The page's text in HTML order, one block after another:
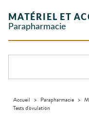
Orthopédie
Trousse à
pharmacie
Compléments
alimentaires
Dispositifs
Vétérinaire
VISAGE-
CORPS-
CHEVEUX
Etendre
Cheveux
Corps
Solaire
Piqûres
Premiers soins
Verrues
Spasmes
Vermifuges
- fatigue
Soins
dentaires
INTIMITÉ
Etendre
Sécheresses
MATÉRIEL ET
ACCESSOIRES
Etendre
articulaires
Douleurs
Etendre
Prévention
NOS
SPÉCIALITÉS
ÉQUIPE
DE GARDE
VIDÉOS DE
DISPOSITIFS
APPLICATION
SCAN
D’ORDONNANCE
MATÉRIEL ET
Parapharmacie
Accueil > Parapharmacie >
Tests d'ovulation